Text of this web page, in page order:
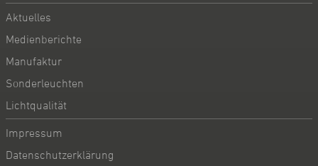
Aktuelles
Medienberichte
Manufaktur
Sonderleuchten
Lichtqualität
Impressum
Datenschutzerklärung